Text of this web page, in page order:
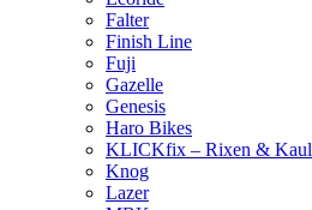
Falter
Finish Line
Fuji
Gazelle
Genesis
Haro Bikes
KLICKfix – Rixen & Kaul
Knog
Lazer